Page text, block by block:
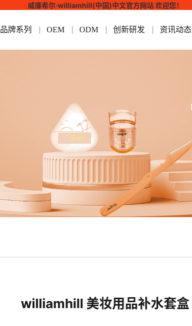
威廉希尔·williamhill(中国)中文官方网站 欢迎您！
品牌系列 OEM ODM 创新研发 资讯动态
williamhill 美妆用品补水套盒